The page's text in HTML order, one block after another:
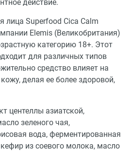
действие.
лица Superfood Cica Calm
Elemis (Великобритания)
категорию 18+. Этот
для различных типов
средство влияет на
делая ее более здоровой,
центеллы азиатской,
зеленого чая,
вода, ферментированная
из соевого молока, масло